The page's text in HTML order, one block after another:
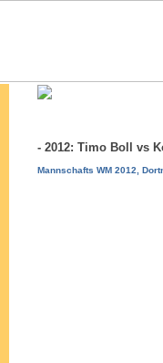
- 2012: Timo Boll vs
Mannschafts WM 2012,